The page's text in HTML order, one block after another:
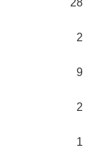
28
2
9
2
1